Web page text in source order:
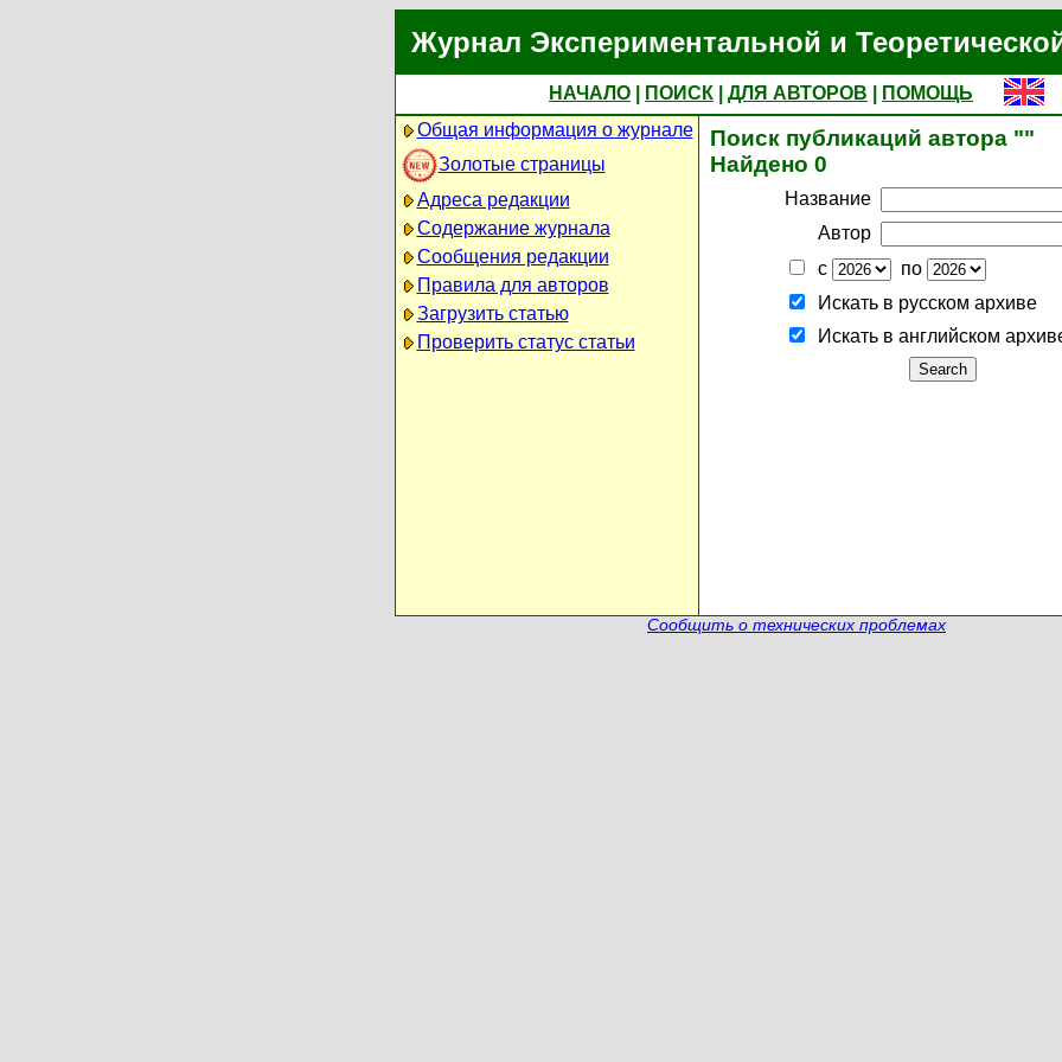
Журнал Экспериментальной и
НАЧАЛО ПОИСК ДЛЯ АВТОРОВ
ПОМОЩЬ
Общая информация о журнале
Золотые страницы
Адреса редакции
Содержание журнала
Сообщения редакции
Правила для авторов
Загрузить статью
Проверить статус статьи
Поиск публикаций автора ""
Найдено 0
Название
Автор
с
по
Искать в русском архиве
Искать в английском
Сообщить о технических проблемах